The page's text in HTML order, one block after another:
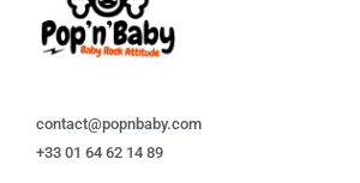
contact@popnbaby.com
+33 01 64 62 14 89